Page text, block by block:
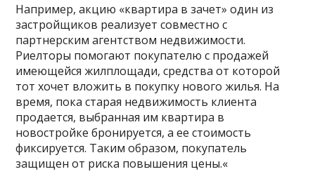
Например, акцию «квартира в зачет» один из
застройщиков реализует совместно с
партнерским агентством недвижимости.
Риелторы помогают покупателю с продажей
имеющейся жилплощади, средства от которой
тот хочет вложить в покупку нового жилья. На
время, пока старая недвижимость клиента
продается, выбранная им квартира в
новостройке бронируется, а ее стоимость
фиксируется. Таким образом, покупатель
защищен от риска повышения цены.«